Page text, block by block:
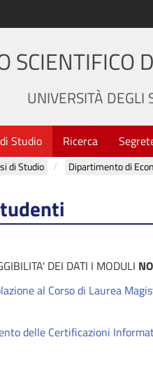
SCIENTIFICO
UNIVERSITÀ DEGLI
Studio Ricerca
di Studio Dipartimento di
DEI DATI I MODULI
al Corso di Laurea
delle Certificazioni